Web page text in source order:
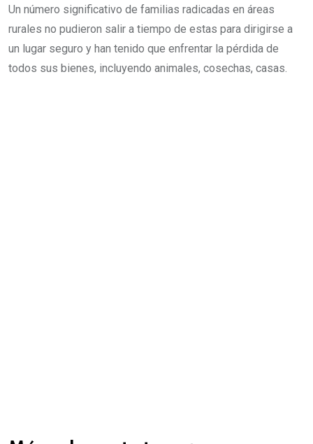
Un número significativo de familias radicadas en áreas
rurales no pudieron salir a tiempo de estas para dirigirse a
un lugar seguro y han tenido que enfrentar la pérdida de
todos sus bienes, incluyendo animales, cosechas, casas.